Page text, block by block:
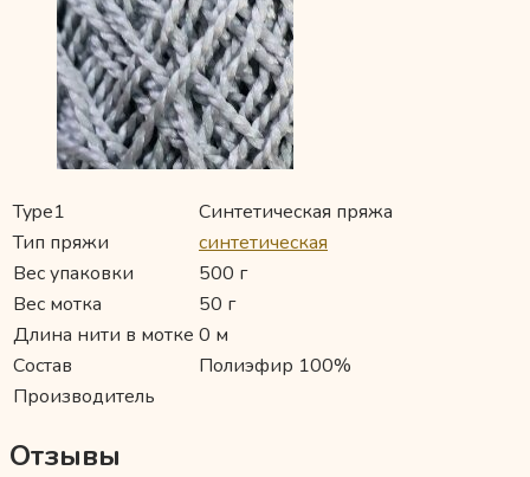
Type1
Синтетическая пряжа
Тип пряжи
синтетическая
Вес упаковки
500 г
Вес мотка
50 г
Длина нити в мотке 0 м
Состав
Полиэфир 100%
Производитель
Отзывы